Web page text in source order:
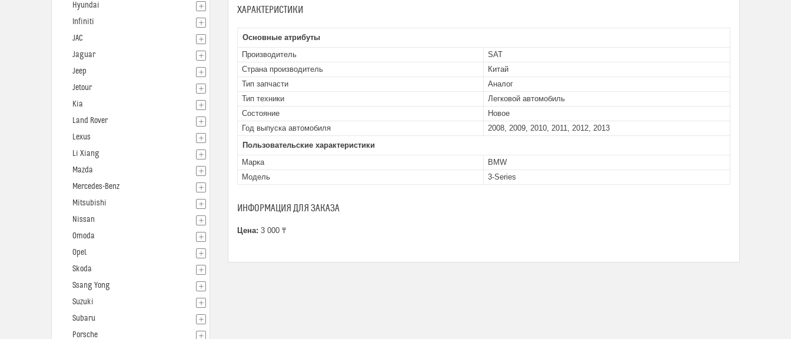
ХАРАКТЕРИСТИКИ
Основные атрибуты
Производитель
SAT
Страна производитель
Китай
Тип запчасти
Аналог
Тип техники
Легковой автомобиль
Состояние
Новое
Год выпуска автомобиля
2008, 2009, 2010, 2011, 2012, 2013
Пользовательские характеристики
Марка
BMW
Модель
3-Series
ИНФОРМАЦИЯ ДЛЯ ЗАКАЗА
Цена: 3 000 ₸
Hyundai
Infiniti
JAC
Jaguar
Jeep
Jetour
Kia
Land Rover
Lexus
Li Xiang
Mazda
Mercedes-Benz
Mitsubishi
Nissan
Omoda
Opel
Skoda
Ssang Yong
Suzuki
Subaru
Porsche